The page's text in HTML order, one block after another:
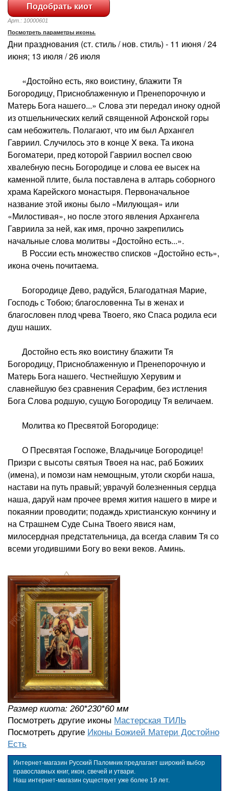
Арт.: 10000601
Посмотреть параметры иконы.
Дни празднования (ст. стиль / нов. стиль) - 11 июня / 24
июня; 13 июля / 26 июля
«Достойно есть, яко воистину, блажити Тя
Богородицу, Присноблаженную и Пренепорочную и
Матерь Бога нашего...» Слова эти передал иноку одной
из отшельнических келий священной Афонской горы
сам небожитель. Полагают, что им был Архангел
Гавриил. Случилось это в конце X века. Та икона
Богоматери, пред которой Гавриил воспел свою
хвалебную песнь Богородице и слова ее высек на
каменной плите, была поставлена в алтарь соборного
храма Карейского монастыря. Первоначальное
название этой иконы было «Милующая» или
«Милостивая», но после этого явления Архангела
Гавриила за ней, как имя, прочно закрепились
начальные слова молитвы «Достойно есть...».
В России есть множество списков «Достойно есть»,
икона очень почитаема.
Богородице Дево, радуйся, Благодатная Марие,
Господь с Тобою; благословенна Ты в женах и
благословен плод чрева Твоего, яко Спаса родила еси
душ наших.
Достойно есть яко воистину блажити Тя
Богородицу, Присноблаженную и Пренепорочную и
Матерь Бога нашего. Честнейшую Херувим и
славнейшую без сравнения Серафим, без истления
Бога Слова родшую, сущую Богородицу Тя величаем.
Молитва ко Пресвятой Богородице:
О Пресвятая Госпоже, Владычице Богородице!
Призри с высоты святыя Твоея на нас, раб Божиих
(имена), и помози нам немощным, утоли скорби наша,
настави на путь правый; уврачуй болезненныя сердца
наша, даруй нам прочее время жития нашего в мире и
покаянии проводити; подаждь христианскую кончину и
на Страшнем Суде Сына Твоего явися нам,
милосердная предстательница, да всегда славим Тя со
всеми угодившими Богу во веки веков. Аминь.
Размер киота: 260*230*60 мм
Посмотреть другие иконы Мастерская ТИЛЬ
Посмотреть другие Иконы Божией Матери Достойно
Есть
Интернет-магазин Русский Паломник предлагает широкий выбор
православных книг, икон, свечей и утвари.
Наш интернет-магазин существует уже более 19 лет.